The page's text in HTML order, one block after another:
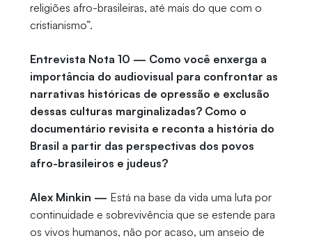
religiões afro-brasileiras, até mais do que com o
cristianismo”.
Entrevista Nota 10 — Como você enxerga a
importância do audiovisual para confrontar as
narrativas históricas de opressão e exclusão
dessas culturas marginalizadas? Como o
documentário revisita e reconta a história do
Brasil a partir das perspectivas dos povos
afro-brasileiros e judeus?
Alex Minkin — Está na base da vida uma luta por
continuidade e sobrevivência que se estende para
os vivos humanos, não por acaso, um anseio de